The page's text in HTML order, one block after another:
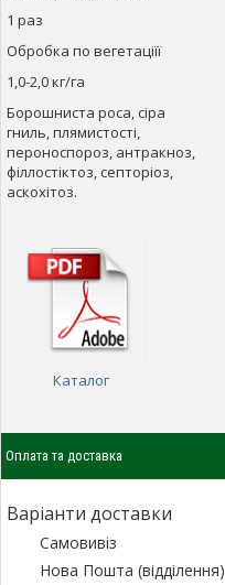
1 раз
Обробка по вегетаціїї
1,0-2,0 кг/га
Борошниста роса, сіра
гниль, плямистості,
пероноспороз, антракноз,
філлостіктоз, септоріоз,
аскохітоз.
Каталог
Оплата та доставка
Варіанти доставки
Самовивіз
Нова Пошта (відділення)